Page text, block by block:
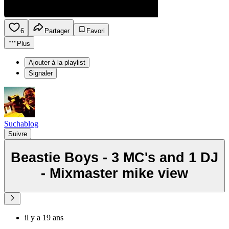
6 Partager
Favori
Plus
Ajouter à la playlist
Signaler
Suchablog
Suivre
Beastie Boys - 3 MC's and 1 DJ
- Mixmaster mike view
il y a 19 ans